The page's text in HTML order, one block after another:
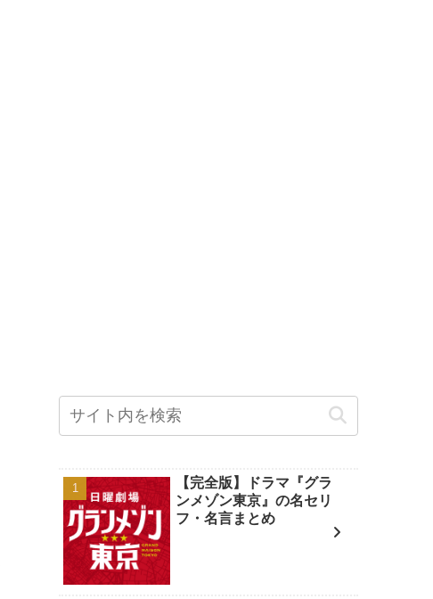
【完全版】ドラマ『グラ
ンメゾン東京』の名セリ
フ・名言まとめ